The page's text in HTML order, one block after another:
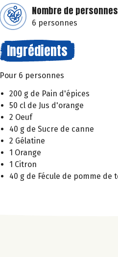
Nombre de personnes
6 personnes
Ingrédients
Pour 6 personnes
200 g de Pain d'épices
50 cl de Jus d'orange
2 Oeuf
40 g de Sucre de canne
2 Gélatine
1 Orange
1 Citron
40 g de Fécule de pomme de